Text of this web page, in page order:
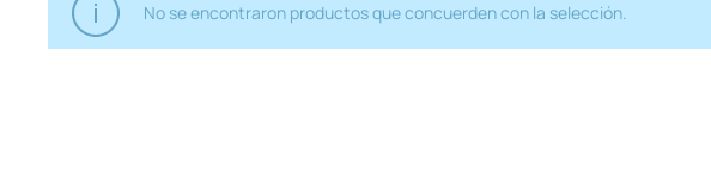
No se encontraron productos que concuerden con la selección.